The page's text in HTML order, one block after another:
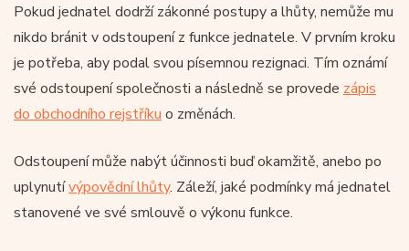
Pokud jednatel dodrží zákonné postupy a lhůty, nemůže mu
nikdo bránit v odstoupení z funkce jednatele. V prvním kroku
je potřeba, aby podal svou písemnou rezignaci. Tím oznámí
své odstoupení společnosti a následně se provede zápis
do obchodního rejstříku o změnách.
Odstoupení může nabýt účinnosti buď okamžitě, anebo po
uplynutívýpovědní lhůty. Záleží, jaké podmínky má jednatel
stanovené ve své smlouvě o výkonu funkce.